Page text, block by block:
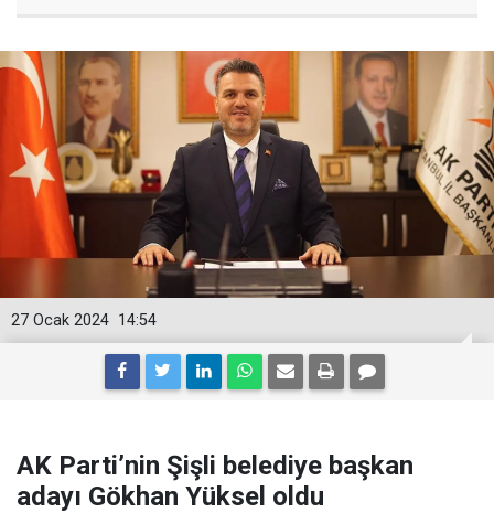
14:54
27 Ocak 2024
AK Parti’nin Şişli belediye başkan
adayı Gökhan Yüksel oldu